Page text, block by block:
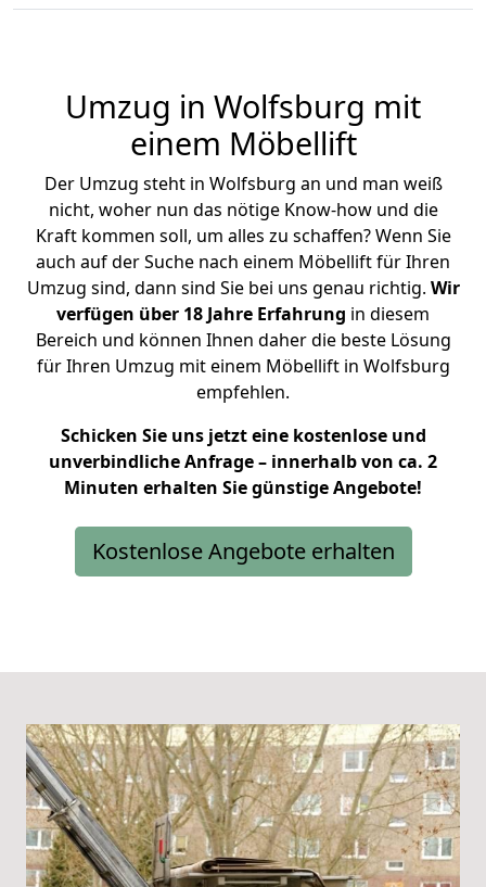
Umzug in Wolfsburg mit
einem Möbellift
Der Umzug steht in Wolfsburg an und man weiß
nicht, woher nun das nötige Know-how und die
Kraft kommen soll, um alles zu schaffen? Wenn Sie
auch auf der Suche nach einem Möbellift für Ihren
Umzug sind, dann sind Sie bei uns genau richtig. Wir
verfügen über 18 Jahre Erfahrung in diesem
Bereich und können Ihnen daher die beste Lösung
für Ihren Umzug mit einem Möbellift in Wolfsburg
empfehlen.
Schicken Sie uns jetzt eine kostenlose und
unverbindliche Anfrage – innerhalb von ca. 2
Minuten erhalten Sie günstige Angebote!
Kostenlose Angebote erhalten